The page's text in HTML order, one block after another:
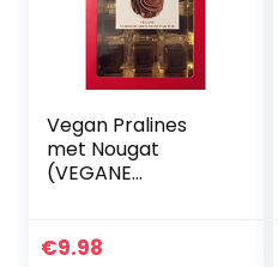
Vegan Pralines
met Nougat
(VEGANE
200g
€9.98